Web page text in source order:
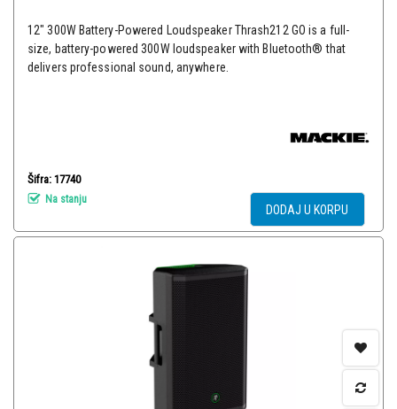
12" 300W Battery-Powered Loudspeaker Thrash212 GO is a full-
size, battery-powered 300W loudspeaker with Bluetooth® that
delivers professional sound, anywhere.
Šifra: 17740
Na stanju
DODAJ U KORPU